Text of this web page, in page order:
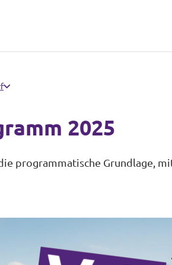
2025
programmatische Grundlage,